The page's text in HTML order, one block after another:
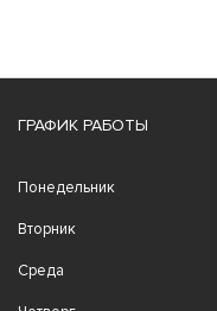
ГРАФИК РАБОТЫ
Понедельник
Вторник
Среда